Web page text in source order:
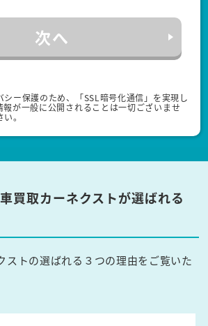
次へ
シー保護のため、「SSL暗号化通信」を実現し
報が一般に公開されることは一切ございませ
。
買取カーネクストが選ばれる
ストの選ばれる３つの理由をご覧いた